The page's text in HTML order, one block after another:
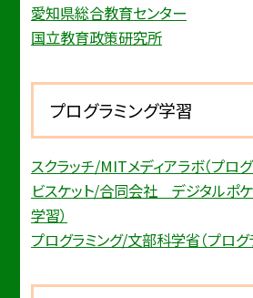
愛知県総合教育センター
国立教育政策研究所
プログラミング学習
スクラッチ/MITメディアラボ（プログ
ビスケット/合同会社 デジタルポケ
学習）
プログラミング/文部科学省（プログ